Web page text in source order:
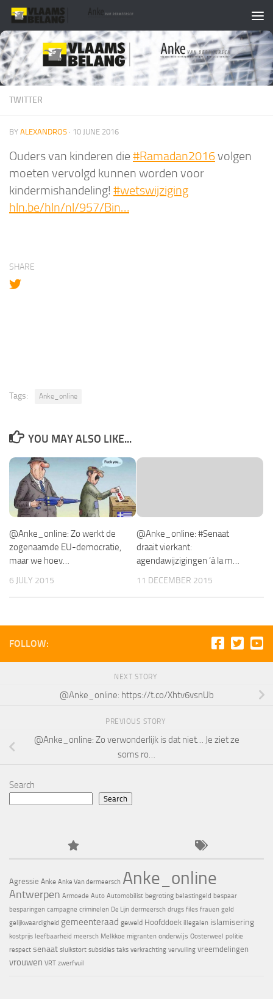
Skip to content
TWITTER
BY ALEXANDROS · 10 JUNE 2016
Ouders van kinderen die #Ramadan2016volgen
moeten vervolgd kunnen worden voor
kindermishandeling! #wetswijziging
hln.be/hln/nl/957/Bin…
SHARE
Tags: Anke_online
YOU MAY ALSO LIKE...
@Anke_online: Zo werkt de
zogenaamde EU-democratie,
maar we hoev…
6 JULY 2015
@Anke_online: #Senaat
draait vierkant:
agendawijzigingen ‘á la m…
11 DECEMBER 2015
FOLLOW:
NEXT STORY
@Anke_online: https://t.co/Xhtv6vsnUb
PREVIOUS STORY
@Anke_online: Zo verwonderlijk is dat niet… Je ziet ze
soms ro…
Search
Search
Agressie Anke Anke Van dermeersch Anke_online
Antwerpen Armoede Auto Automobilist begroting belastingeld bespaar
besparingen campagne criminelen De Lijn dermeersch drugs files frauen geld
gelijkwaardigheid gemeenteraad geweld Hoofddoek illegalen islamisering
kostprijs leefbaarheid meersch Melkkoe migranten onderwijs Oosterweel politie
respect senaat sluikstort subsidies taks verkrachting vervuiling vreemdelingen
vrouwen VRT zwerfvuil